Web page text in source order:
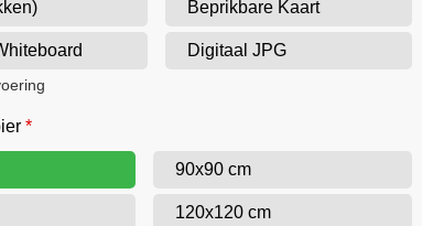
Beprikbare Kaart
Digitaal JPG
*
90x90 cm
120x120 cm